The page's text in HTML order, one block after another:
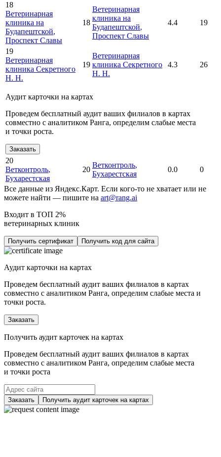
18
Ветеринарная
клиника на
Будапештской,
Проспект Славы
18
Ветеринарная
клиника на
Будапештской,
Проспект Славы
4.4 19
19
Ветеринарная
клиника Секретного
Н. Н.
19
Ветеринарная
клиника Секретного
Н. Н.
4.3 26
Аудит карточки на картах
Проведем бесплатный аудит ваших филиалов в картах
совместно с аналитиком Ранга, определим слабые места
и точки роста.
Заказать
20
Ветконтроль,
Бухарестская
20
Ветконтроль,
Бухарестская
0.0 0
Все данные из Яндекс.Карт. Если кого-то не хватает или не
можете найти — пишите на art@rang.ai
Входит в ТОП 2%
ветеринарных клиник
Получить сертификат Получить код для сайта
Аудит карточки на картах
Проведем бесплатный аудит ваших филиалов в картах
совместно с аналитиком Ранга, определим слабые места и
точки роста.
Заказать
Получить аудит карточек на картах
Проведем бесплатный аудит ваших филиалов в картах
совместно с аналитиком Ранга, определим слабые места
и точки роста
Заказать Получить аудит карточек на картах